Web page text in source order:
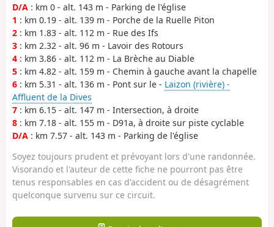
D/A : km 0 - alt. 143 m - Parking de l'église
1 : km 0.19 - alt. 139 m - Porche de la Ruelle Piton
2 : km 1.83 - alt. 112 m - Rue des Ifs
3 : km 2.32 - alt. 96 m - Lavoir des Rotours
4 : km 3.86 - alt. 112 m - La Brèche au Diable
5 : km 4.82 - alt. 159 m - Chemin à gauche avant la chapelle
6 : km 5.31 - alt. 136 m - Pont sur le - Laizon (rivière) -
Affluent de la Dives
7 : km 6.15 - alt. 147 m - Intersection, à droite
8 : km 7.18 - alt. 155 m - D91a, à droite sur piste cyclable
D/A : km 7.57 - alt. 143 m - Parking de l'église
Soyez toujours prudent et prévoyant lors d'une randonnée.
Visorando et l'auteur de cette fiche ne pourront pas être
tenus responsables en cas d'accident ou de désagrément
quelconque survenu sur ce circuit.